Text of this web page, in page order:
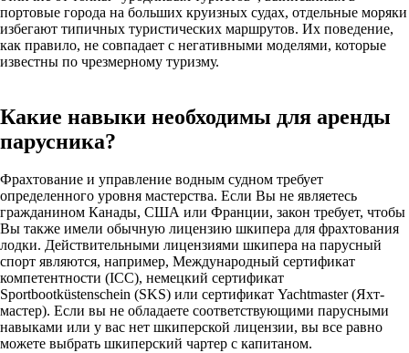
портовые города на больших круизных судах, отдельные моряки
избегают типичных туристических маршрутов. Их поведение,
как правило, не совпадает с негативными моделями, которые
известны по чрезмерному туризму.
Какие навыки необходимы для аренды
парусника?
Фрахтование и управление водным судном требует
определенного уровня мастерства. Если Вы не являетесь
гражданином Канады, США или Франции, закон требует, чтобы
Вы также имели обычную лицензию шкипера для фрахтования
лодки. Действительными лицензиями шкипера на парусный
спорт являются, например, Международный сертификат
компетентности (ICC), немецкий сертификат
Sportbootküstenschein (SKS) или сертификат Yachtmaster (Яхт-
мастер). Если вы не обладаете соответствующими парусными
навыками или у вас нет шкиперской лицензии, вы все равно
можете выбрать шкиперский чартер с капитаном.